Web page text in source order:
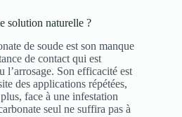
solution naturelle ?
de soude est son manque
de contact qui est
l’arrosage. Son efficacité est
des applications répétées,
face à une infestation
seul ne suffira pas à